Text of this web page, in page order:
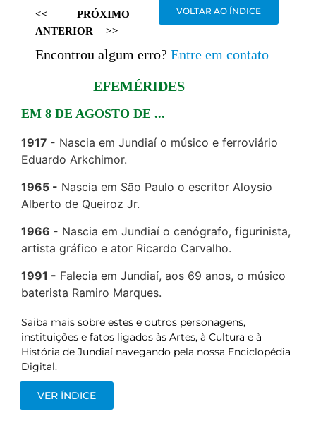
<<
ANTERIOR
PRÓXIMO
>>
VOLTAR AO ÍNDICE
Encontrou algum erro? Entre em contato
EFEMÉRIDES
EM 8 DE AGOSTO DE ...
1917
Nascia em Jundiaí o músico e ferroviário
Eduardo Arkchimor.
1965
Nascia em São Paulo o escritor Aloysio
Alberto de Queiroz Jr.
1966
Nascia em Jundiaí o cenógrafo, figurinista,
artista gráfico e ator Ricardo Carvalho.
1991
Falecia em Jundiaí, aos 69 anos, o músico
baterista Ramiro Marques.
Saiba mais sobre estes e outros personagens,
instituições e fatos ligados às Artes, à Cultura e à
História de Jundiaí navegando pela nossa Enciclopédia
Digital.
VER ÍNDICE